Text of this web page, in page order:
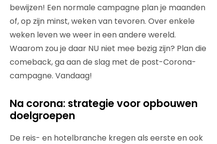
bewijzen! Een normale campagne plan je maanden
of, op zijn minst, weken van tevoren. Over enkele
weken leven we weer in een andere wereld.
Waarom zou je daar NU niet mee bezig zijn? Plan die
comeback, ga aan de slag met de post-Corona-
campagne. Vandaag!
Na corona: strategie voor opbouwen
doelgroepen
De reis- en hotelbranche kregen als eerste en ook